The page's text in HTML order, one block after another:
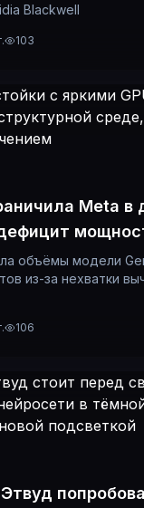
Blackwell
103
Meta в
объёмы модели
из-за нехватки
106